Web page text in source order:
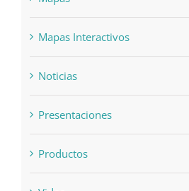
Mapas
Mapas Interactivos
Noticias
Presentaciones
Productos